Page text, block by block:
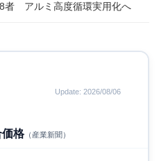
者 アルミ高度循環実用化へ
Update: 2026/08/06
価格（産業新聞）